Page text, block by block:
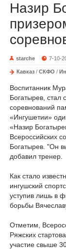
Назир
starche 7-10-
Кавказ / СКФО /
Воспитанник
Богатырев, стал
соревнований
«Ингушетии»
«Назир
Всероссийских
Богатырев. "Он
добавил тренер.
Как стало
ингушский
уступив лишь в
борьбы
Отметим,
Ряжских
участие свыше